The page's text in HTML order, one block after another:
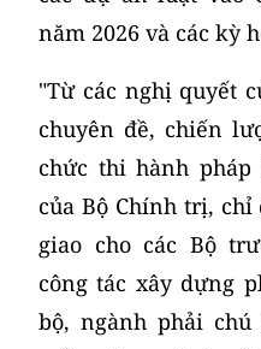
năm 2026 và các kỳ
"Từ các nghị quyết
chuyên đề, chiến
chức thi hành
của Bộ Chính trị, chỉ
giao cho các Bộ
công tác xây dựng
bộ, ngành phải